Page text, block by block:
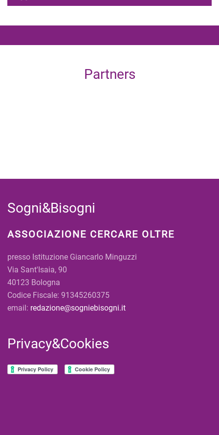
Partners
Sogni&Bisogni
ASSOCIAZIONE CERCARE OLTRE
presso Istituzione Giancarlo Minguzzi
Via Sant'Isaia, 90
40123 Bologna
Codice Fiscale: 91345260375
email: redazione@sogniebisogni.it
Privacy&Cookies